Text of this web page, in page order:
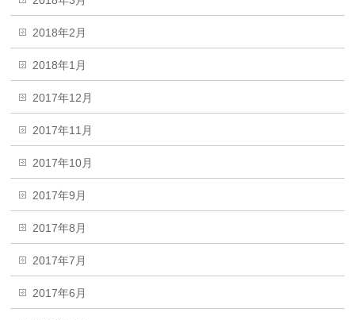
2018年2月
2018年1月
2017年12月
2017年11月
2017年10月
2017年9月
2017年8月
2017年7月
2017年6月